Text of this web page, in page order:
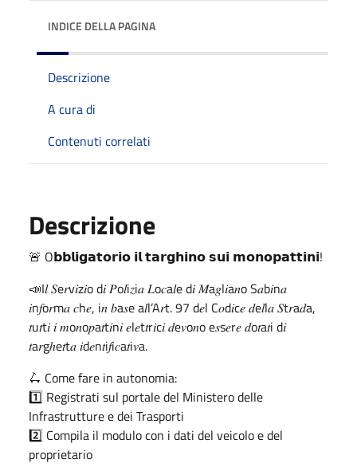
INDICE DELLA PAGINA
Descrizione
A cura di
Contenuti correlati
Descrizione
🚨 O𝗯𝗯𝗹𝗶𝗴𝗮𝘁𝗼𝗿𝗶𝗼 𝗶𝗹 𝘁𝗮𝗿𝗴𝗵𝗶𝗻𝗼 𝘀𝘂𝗶 𝗺𝗼𝗻𝗼𝗽𝗮𝘁𝘁𝗶𝗻𝗶!
📣I𝑙 𝑆e𝑟v𝑖z𝑖o d𝑖 𝑃o𝑙i𝑧i𝑎 𝐿o𝑐a𝑙e d𝑖 𝑀a𝑔l𝑖a𝑛o S𝑎b𝑖n𝑎
𝑖n𝑓o𝑟m𝑎 𝑐h𝑒, i𝑛 𝑏a𝑠e a𝑙l’A𝑟t. 97 d𝑒l C𝑜d𝑖c𝑒 𝑑e𝑙l𝑎 𝑆t𝑟a𝑑a,
𝑡u𝑡t𝑖 𝑖 𝑚o𝑛o𝑝a𝑡t𝑖n𝑖 𝑒l𝑒t𝑡r𝑖c𝑖 𝑑e𝑣o𝑛o e𝑠s𝑒r𝑒 𝑑o𝑡a𝑡i d𝑖
𝑡a𝑟gℎe𝑡t𝑎 𝑖d𝑒n𝑡i𝑓i𝑐a𝑡i𝑣a.
🛴 Come fare in autonomia:
1️⃣ Registrati sul portale del Ministero delle
Infrastrutture e dei Trasporti
2️⃣ Compila il modulo con i dati del veicolo e del
proprietario